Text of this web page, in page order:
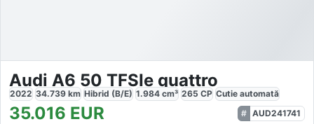
Audi A6 50 TFSIe quattro
2022 34.739 km Hibrid (B/E) 1.984 cm³ 265 CP Cutie automată
35.016 EUR
AUD241741